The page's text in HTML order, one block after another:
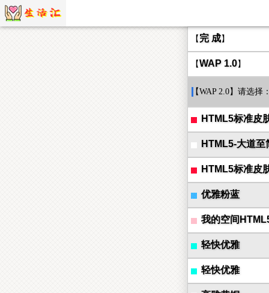
【 完 成】
【WAP 1.0】
【WAP 2.0】请选择：
HTML5标准皮
HTML5-大道至
HTML5标准皮
优雅粉蓝
我的空间
轻快优雅
轻快优雅